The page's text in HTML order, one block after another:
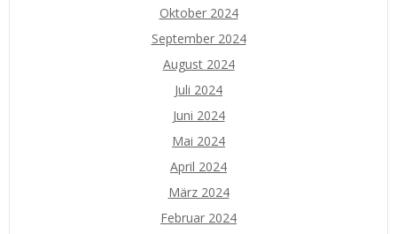
Oktober 2024
September 2024
August 2024
Juli 2024
Juni 2024
Mai 2024
April 2024
März 2024
Februar 2024